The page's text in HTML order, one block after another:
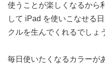
使うことが楽しくなるから
して iPad を使いこなせる
クルを生んでくれるでしょ
毎日使いたくなるカラーが